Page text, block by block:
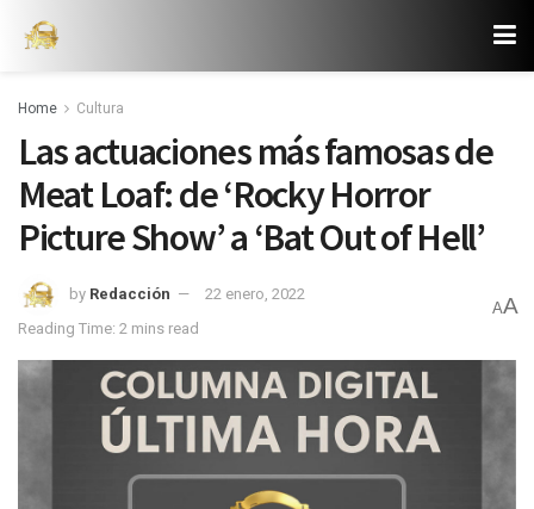
Home Cultura
Las actuaciones más famosas de
Meat Loaf: de ‘Rocky Horror
Picture Show’ a ‘Bat Out of Hell’
by Redacción
22 enero, 2022
Reading Time: 2 mins read
AA